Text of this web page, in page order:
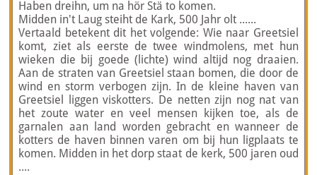
Haben dreihn, um na hör Stä to komen.
Midden in't Laug steiht de Kark, 500 Jahr olt ......
Vertaald betekent dit het volgende: Wie naar Greetsiel
komt, ziet als eerste de twee windmolens, met hun
wieken die bij goede (lichte) wind altijd nog draaien.
Aan de straten van Greetsiel staan bomen, die door de
wind en storm verbogen zijn. In de kleine haven van
Greetsiel liggen viskotters. De netten zijn nog nat van
het zoute water en veel mensen kijken toe, als de
garnalen aan land worden gebracht en wanneer de
kotters de haven binnen varen om bij hun ligplaats te
komen. Midden in het dorp staat de kerk, 500 jaren oud
....